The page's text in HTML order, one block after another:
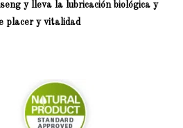
y lleva la lubricación biológica y
placer y vitalidad